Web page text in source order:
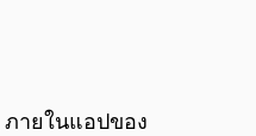
0:00
ภายในแอปของ